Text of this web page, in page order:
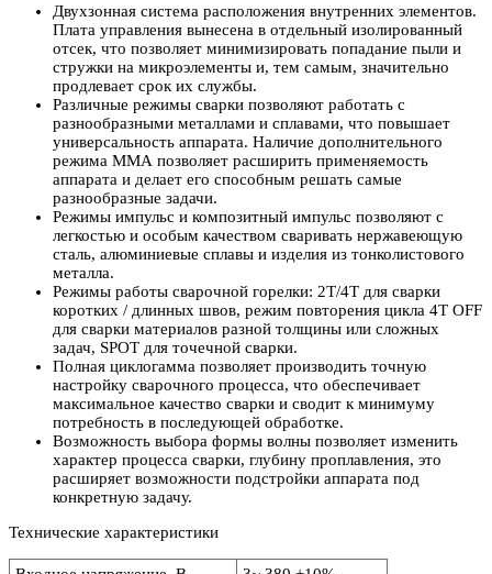
Двухзонная система расположения внутренних элементов.
Плата управления вынесена в отдельный изолированный
отсек, что позволяет минимизировать попадание пыли и
стружки на микроэлементы и, тем самым, значительно
продлевает срок их службы.
Различные режимы сварки позволяют работать с
разнообразными металлами и сплавами, что повышает
универсальность аппарата. Наличие дополнительного
режима ММА позволяет расширить применяемость
аппарата и делает его способным решать самые
разнообразные задачи.
Режимы импульс и композитный импульс позволяют с
легкостью и особым качеством сваривать нержавеющую
сталь, алюминиевые сплавы и изделия из тонколистового
металла.
Режимы работы сварочной горелки: 2Т/4Т для сварки
коротких / длинных швов, режим повторения цикла 4T OFF
для сварки материалов разной толщины или сложных
задач, SPOT для точечной сварки.
Полная циклогамма позволяет производить точную
настройку сварочного процесса, что обеспечивает
максимальное качество сварки и сводит к минимуму
потребность в последующей обработке.
Возможность выбора формы волны позволяет изменить
характер процесса сварки, глубину проплавления, это
расширяет возможности подстройки аппарата под
конкретную задачу.
Технические характеристики